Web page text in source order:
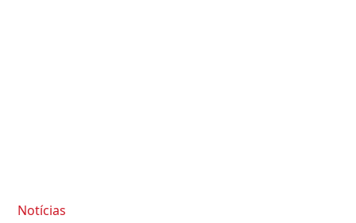
Notícias